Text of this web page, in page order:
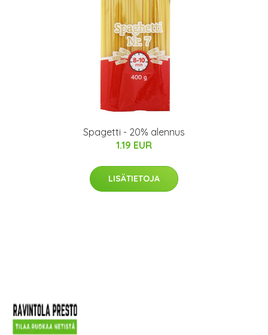
Spagetti - 20% alennus
1.19 EUR
LISÄTIETOJA